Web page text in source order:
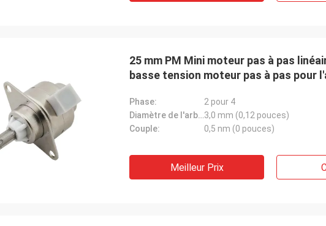
25 mm PM Mini moteur pas à pas
basse tension moteur pas à pas pour
Phase:
2 pour 4
Diamètre de l'arbre:3,0 mm (0,12 pouces)
Couple:
0,5 nm (0 pouces)
Meilleur Prix